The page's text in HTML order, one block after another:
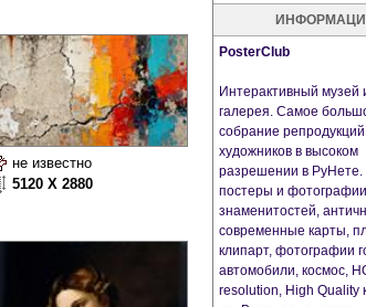
не известно
5120 X 2880
PosterClub
Интерактивный музей
галерея. Самое
собрание репродукций
художников в высоком
разрешении в РуНете.
постеры и фотографии
знаменитостей,
современные карты,
клипарт, фотографии
автомобили, космос,
resolution, High Quality